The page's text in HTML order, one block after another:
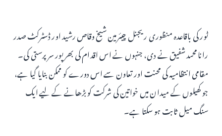
ٹور کی باقاعدہ منظوری ریجنل چیئرمین شیخ وقاص رشید اور ڈسٹرکٹ صدر
رانا محمد شفیق نے دی، جنہوں نے اس اقدام کی بھرپور سرپرستی کی۔
مقامی انتظامیہ کی محنت اور تعاون سے اس دورے کو ممکن بنایا گیا ہے،
جو کھیلوں کے میدان میں خواتین کی شرکت کو بڑھانے کے لیے ایک
سنگ میل ثابت ہو سکتا ہے۔